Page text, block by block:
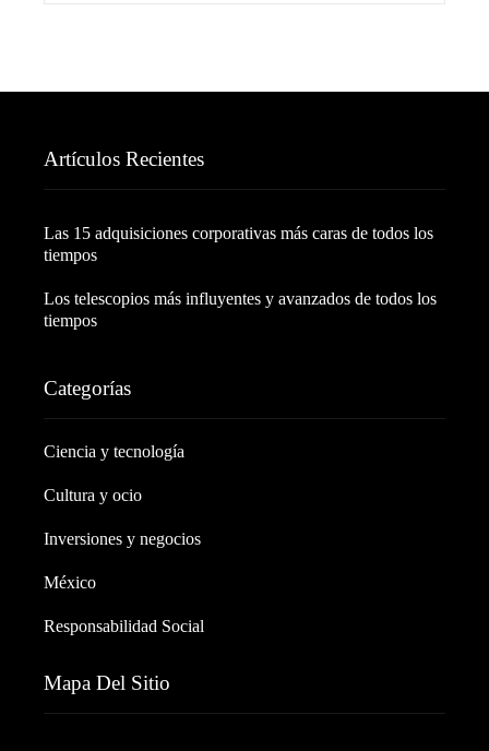
Artículos Recientes
Las 15 adquisiciones corporativas más caras de todos los
tiempos
Los telescopios más influyentes y avanzados de todos los
tiempos
Categorías
Ciencia y tecnología
Cultura y ocio
Inversiones y negocios
México
Responsabilidad Social
Mapa Del Sitio